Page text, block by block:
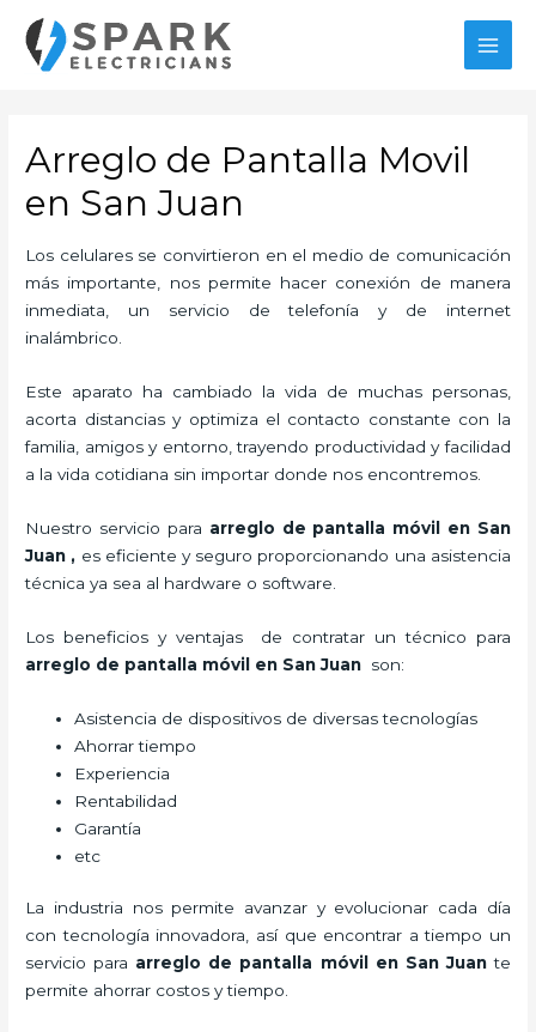
contenido
Arreglo de Pantalla Movil
en San Juan
Los celulares se convirtieron en el medio de comunicación
más importante, nos permite hacer conexión de manera
inmediata, un servicio de telefonía y de internet
inalámbrico.
Este aparato ha cambiado la vida de muchas personas,
acorta distancias y optimiza el contacto constante con la
familia, amigos y entorno, trayendo productividad y facilidad
a la vida cotidiana sin importar donde nos encontremos.
Nuestro servicio para arreglo de pantalla móvil en San
Juan , es eficiente y seguro proporcionando una asistencia
técnica ya sea al hardware o software.
Los beneficios y ventajas de contratar un técnico para
arreglo de pantalla móvil en San Juan son:
Asistencia de dispositivos de diversas tecnologías
Ahorrar tiempo
Experiencia
Rentabilidad
Garantía
etc
La industria nos permite avanzar y evolucionar cada día
con tecnología innovadora, así que encontrar a tiempo un
servicio para arreglo de pantalla móvil en San Juante
permite ahorrar costos y tiempo.